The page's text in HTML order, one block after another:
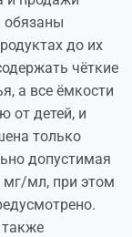
обязаны
до их
чёткие
а все ёмкости
от детей, и
только
допустимая
мг/мл, при этом
также